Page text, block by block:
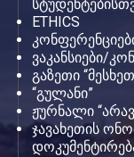
ETHICS
ვაკანსიები/
გაზეთი
“გულანი”
ჟურნალი
ჯავახეთის